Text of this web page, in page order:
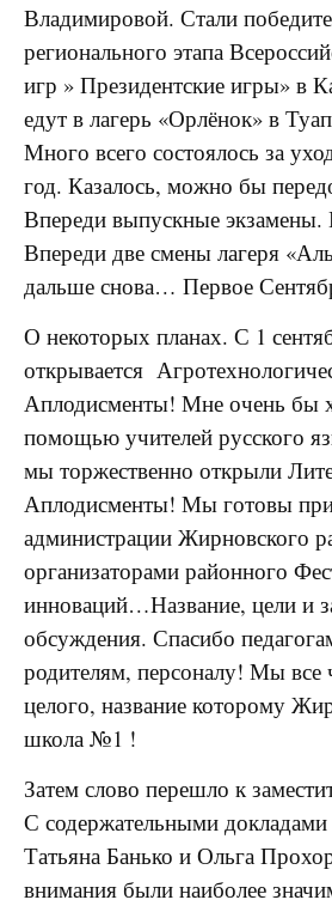
Владимировой. Стали
регионального этапа
игр » Президентские игры» в
едут в лагерь «Орлёнок» в
Много всего состоялось за
год. Казалось, можно бы
Впереди выпускные
Впереди две смены лагеря
дальше снова… Первое
О некоторых планах. С 1
открывается
Аплодисменты! Мне очень бы
помощью учителей русского
мы торжественно открыли
Аплодисменты! Мы готовы
администрации Жирновского
организаторами районного
инноваций…Название, цели и
обсуждения. Спасибо
родителям, персоналу! Мы все
целого, название которому
школа №1 !
Затем слово перешло к
С содержательными
Татьяна Банько и Ольга
внимания были наиболее